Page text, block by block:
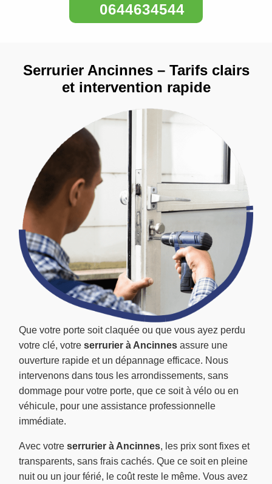
0644634544
Que votre porte soit claquée ou que vous ayez perdu
votre clé, votre serrurier à Ancinnes assure une
ouverture rapide et un dépannage efficace. Nous
intervenons dans tous les arrondissements, sans
dommage pour votre porte, que ce soit à vélo ou en
véhicule, pour une assistance professionnelle
immédiate.
Avec votre serrurier à Ancinnes, les prix sont fixes et
transparents, sans frais cachés. Que ce soit en pleine
nuit ou un jour férié, le coût reste le même. Vous avez
Serrurier Ancinnes – Tarifs clairs
et intervention rapide